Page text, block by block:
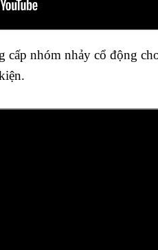
cấp nhóm nhảy cổ động